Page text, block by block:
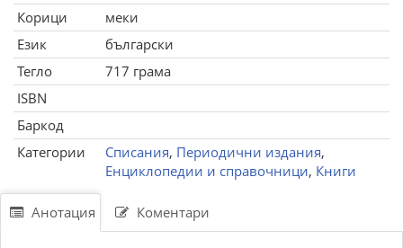
Корици
меки
Език
български
Тегло
717 грама
ISBN
Баркод
Категории
Списания, Периодични издания,
Енциклопедии и справочници, Книги
Анотация Коментари